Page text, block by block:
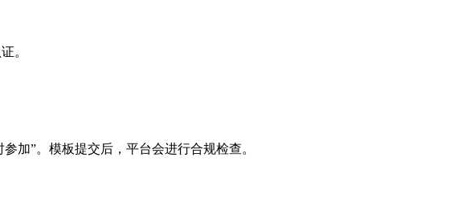
。
加”。模板提交后，平台会进行合规检查。